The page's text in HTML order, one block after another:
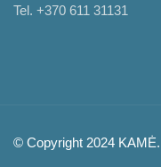
Tel. +370 611 31131
© Copyright 2024